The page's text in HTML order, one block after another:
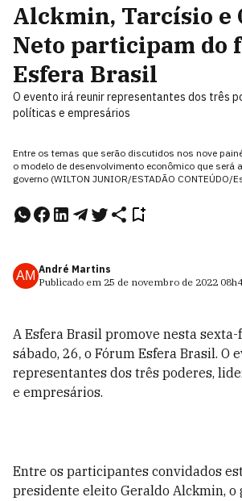
Alckmin, Tarcísio e
Neto participam do
Esfera Brasil
O evento irá reunir representantes dos três
políticas e empresários
Entre os temas que serão discutidos nos nove
o modelo de desenvolvimento econômico que será
governo (WILTON JUNIOR/ESTADÃO CONTEÚDO/
AM André Martins
Publicado em 25 de novembro de 2022
A Esfera Brasil promove nesta sexta-
sábado, 26, o Fórum Esfera Brasil. O
representantes dos três poderes,
e empresários.
Entre os participantes convidados
presidente eleito Geraldo Alckmin, o